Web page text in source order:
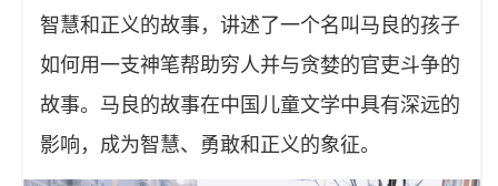
智慧和正义的故事，讲述了一个名叫马良的孩子
如何用一支神笔帮助穷人并与贪婪的官吏斗争的
故事‌。‌马良的故事在中国儿童文学中具有深远的
影响，成为智慧、勇敢和正义的象征。